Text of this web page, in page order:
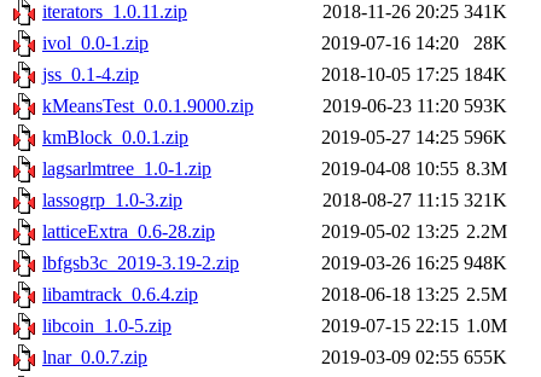
iterators_1.0.11.zip
2018-11-26 20:25 341K
ivol_0.0-1.zip
2019-07-16 14:20
28K
jss_0.1-4.zip
2018-10-05 17:25 184K
kMeansTest_0.0.1.9000.zip
2019-06-23 11:20 593K
kmBlock_0.0.1.zip
2019-05-27 14:25 596K
lagsarlmtree_1.0-1.zip
2019-04-08 10:55 8.3M
lassogrp_1.0-3.zip
2018-08-27 11:15 321K
latticeExtra_0.6-28.zip
2019-05-02 13:25 2.2M
lbfgsb3c_2019-3.19-2.zip
2019-03-26 16:25 948K
libamtrack_0.6.4.zip
2018-06-18 13:25 2.5M
libcoin_1.0-5.zip
2019-07-15 22:15 1.0M
lnar_0.0.7.zip
2019-03-09 02:55 655K